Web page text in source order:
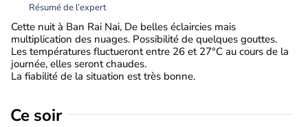
Résumé de l’expert
Cette nuit à Ban Rai Nai, De belles éclaircies mais
multiplication des nuages. Possibilité de quelques gouttes.
Les températures fluctueront entre 26 et 27°C au cours de la
journée, elles seront chaudes.
La fiabilité de la situation est très bonne.
Ce soir